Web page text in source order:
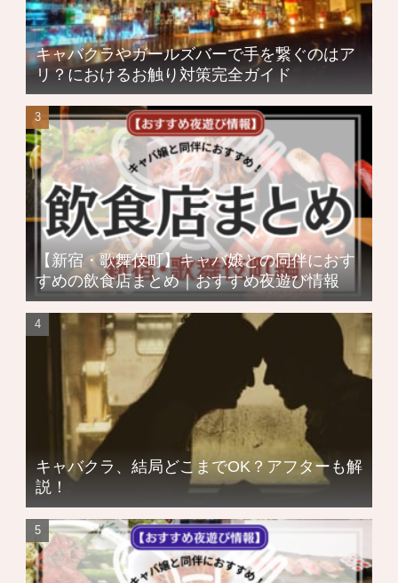
キャバクラやガールズバーで手を繋ぐのはア
リ？におけるお触り対策完全ガイド
【新宿・歌舞伎町】キャバ嬢との同伴におす
すめの飲食店まとめ｜おすすめ夜遊び情報
キャバクラ、結局どこまでOK？アフターも解
説！